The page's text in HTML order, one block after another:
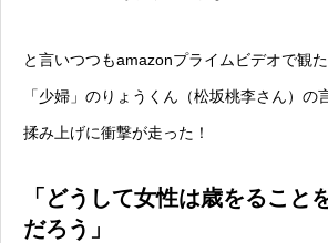
と言いつつもamazonプライムビデオで観た
「少婦」のりょうくん（松坂桃李さん）の
揉み上げに衝撃が走った！
「どうして女性は歳をること
だろう」